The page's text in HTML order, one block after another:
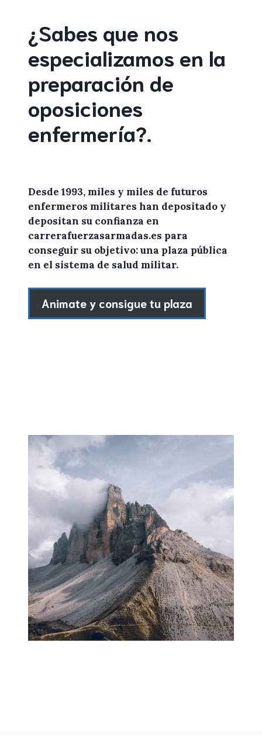
¿Sabes que nos
especializamos en la
preparación de
oposiciones
enfermería?.
Desde 1993, miles y miles de futuros
enfermeros militares han depositado y
depositan su confianza en
carrerafuerzasarmadas.es para
conseguir su objetivo: una plaza pública
en el sistema de salud militar.
Animate y consigue tu plaza